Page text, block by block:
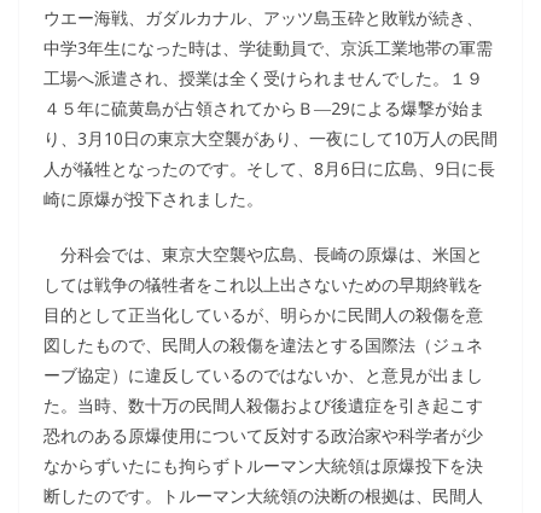
ウエー海戦、ガダルカナル、アッツ島玉砕と敗戦が続き、
中学3年生になった時は、学徒動員で、京浜工業地帯の軍需
工場へ派遣され、授業は全く受けられませんでした。１９
４５年に硫黄島が占領されてからＢ―29による爆撃が始ま
り、3月10日の東京大空襲があり、一夜にして10万人の民間
人が犠牲となったのです。そして、8月6日に広島、9日に長
崎に原爆が投下されました。
分科会では、東京大空襲や広島、長崎の原爆は、米国と
しては戦争の犠牲者をこれ以上出さないための早期終戦を
目的として正当化しているが、明らかに民間人の殺傷を意
図したもので、民間人の殺傷を違法とする国際法（ジュネ
ーブ協定）に違反しているのではないか、と意見が出まし
た。当時、数十万の民間人殺傷および後遺症を引き起こす
恐れのある原爆使用について反対する政治家や科学者が少
なからずいたにも拘らずトルーマン大統領は原爆投下を決
断したのです。トルーマン大統領の決断の根拠は、民間人